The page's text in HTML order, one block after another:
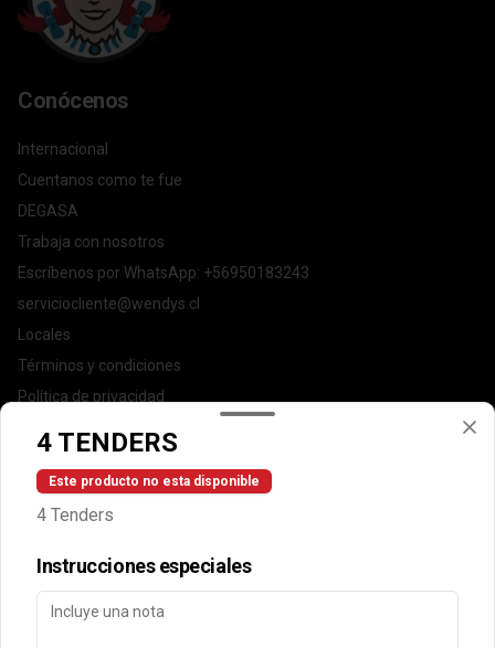
Conócenos
Internacional
Cuentanos como te fue
DEGASA
Trabaja con nosotros
Escríbenos por WhatsApp: +56950183243
serviciocliente@wendys.cl
Locales
Términos y condiciones
Política de privacidad
Redes sociales
Instagram
Facebook
Mi cuenta
4 TENDERS
Este producto no esta disponible
4 Tenders
Instrucciones especiales